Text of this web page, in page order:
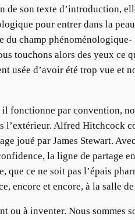
de son texte d’introduction,
pour entrer dans la
du champ phénoménologique-
touchons alors des yeux ce
usée d’avoir été trop vue et
il fonctionne par convention,
l’extérieur. Alfred Hitchcock
joué par James Stewart.
la ligne de partage
que ce ne soit pas l’épais
encore et encore, à la salle
ou à inventer. Nous sommes